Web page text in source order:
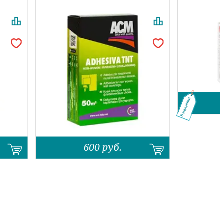
600 руб.
В наличии